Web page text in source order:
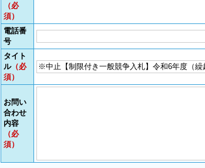
（必
須）
電話番
号
タイト
ル（必
須）
お問い
合わせ
内容
（必
須）